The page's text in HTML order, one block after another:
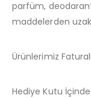
parfüm,
maddelerden
Ürünlerimiz Faturalı
Hediye Kutu